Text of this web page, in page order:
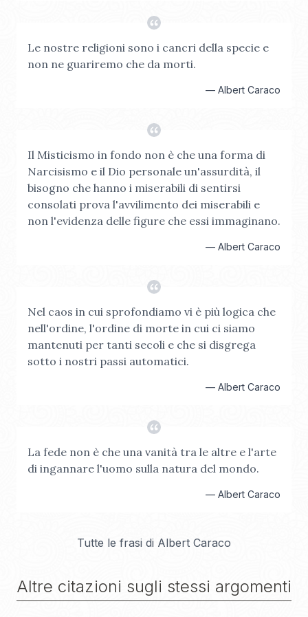
Le nostre religioni sono i cancri della specie e
non ne guariremo che da morti.
— Albert Caraco
Il Misticismo in fondo non è che una forma di
Narcisismo e il Dio personale un'assurdità, il
bisogno che hanno i miserabili di sentirsi
consolati prova l'avvilimento dei miserabili e
non l'evidenza delle figure che essi immaginano.
— Albert Caraco
Nel caos in cui sprofondiamo vi è più logica che
nell'ordine, l'ordine di morte in cui ci siamo
mantenuti per tanti secoli e che si disgrega
sotto i nostri passi automatici.
— Albert Caraco
La fede non è che una vanità tra le altre e l'arte
di ingannare l'uomo sulla natura del mondo.
— Albert Caraco
Tutte le frasi di Albert Caraco
Altre citazioni sugli stessi argomenti